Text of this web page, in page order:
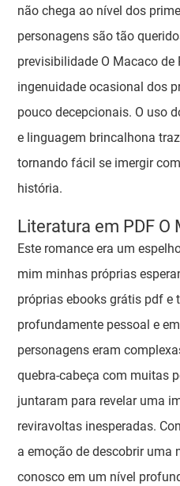
não chega ao nível dos
personagens são tão
previsibilidade O Macaco de
ingenuidade ocasional dos
pouco decepcionais. O uso
e linguagem brincalhona
tornando fácil se imergir
história.
Literatura em PDF O
Este romance era um
mim minhas próprias
próprias ebooks grátis pdf e
profundamente pessoal e
personagens eram
quebra-cabeça com muitas
juntaram para revelar uma
reviravoltas inesperadas.
a emoção de descobrir uma
conosco em um nível